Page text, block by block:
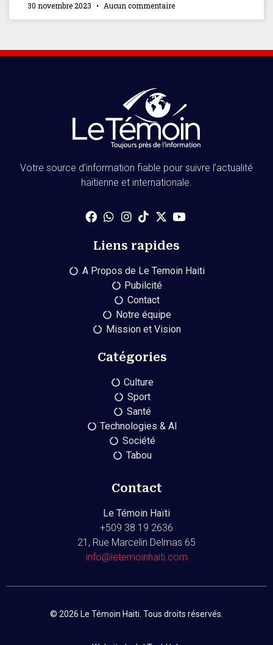
30 novembre 2023 Aucun commentaire
Votre source d’information fiable pour suivre l’actualité
haïtienne et internationale.
Liens rapides
A Propos de Le Temoin Haiti
Pubilcité
Contact
Notre équipe
Mission et Vision
Catégories
Culture
Sport
Santé
Technologies & AI
Société
Tabou
Contact
Le Témoin Haïti
+509 38 19 2636
21, Rue Marcelin Delmas 65
info@letemoinhaiti.com
© 2026 Le Témoin Haiti. Tous droits réservés.